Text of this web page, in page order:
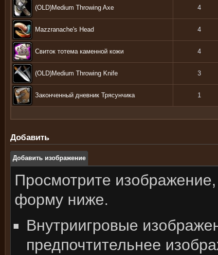
(OLD)Medium Throwing Axe 4
Mazzranache's Head 4
Свиток тотема каменной кожи 4
(OLD)Medium Throwing Knife 3
Законченный дневник Трясунчика 1
Добавить
Добавить изображение
Просмотрите изображение,
форму ниже.
Внутриигровые
предпочтительнее